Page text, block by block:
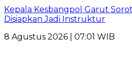
Kepala Kesbangpol Garut
Disiapkan Jadi Instruktur
8 Agustus 2026 | 07:01 WIB